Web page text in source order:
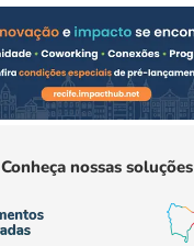
Conheça nossas soluções